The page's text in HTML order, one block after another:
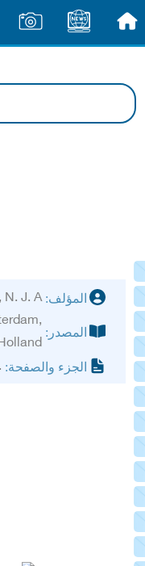
المؤلف:J. A.
المصدر:
الجزء والصفحة: